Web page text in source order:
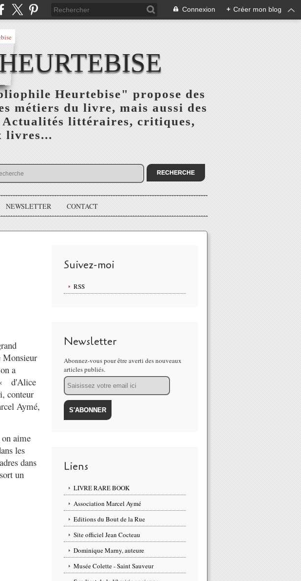
Connexion + Créer mon blog
Heurtebise" propose des
métiers du livre, mais aussi des
littéraires, critiques,
livres...
NEWSLETTER CONTACT
Monsieur
a
« d'Alice
conteur
Aymé,
aime
les
dans
un
Suivez-moi
RSS
Newsletter
Abonnez-vous pour être averti des nouveaux
articles publiés.
Email
Liens
LIVRE RARE BOOK
Association Marcel Aymé
Editions du Bout de la Rue
Site officiel Jean Cocteau
Dominique Marny, auteure
Musée Colette - Saint Sauveur